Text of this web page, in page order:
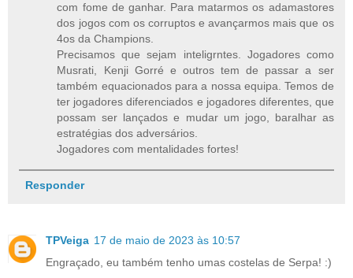
com fome de ganhar. Para matarmos os adamastores
dos jogos com os corruptos e avançarmos mais que os
4os da Champions.
Precisamos que sejam inteligrntes. Jogadores como
Musrati, Kenji Gorré e outros tem de passar a ser
também equacionados para a nossa equipa. Temos de
ter jogadores diferenciados e jogadores diferentes, que
possam ser lançados e mudar um jogo, baralhar as
estratégias dos adversários.
Jogadores com mentalidades fortes!
Responder
TPVeiga 17 de maio de 2023 às 10:57
Engraçado, eu também tenho umas costelas de Serpa! :)